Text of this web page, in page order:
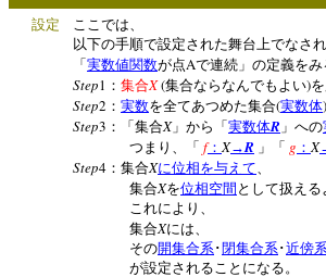
設定
ここでは、
以下の手順で設定された舞台上でなさ
「 実数値関数が点Aで連続」の定義をみ
Step1 ： 集合X(集合ならなんでもよい)
Step2 ： 実数を全てあつめた集合(実数体)
Step3 ：「集合X」から「 実数体R 」への
つまり、「 f：X→R 」「 g ：X
Step4 ：集合Xに位相を与えて、
集合Xを位相空間 として扱える
これにより、
集合Xには、
その開集合系･ 閉集合系･近傍
が設定されることになる。